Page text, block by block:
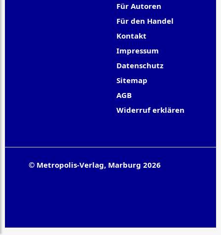
Für Autoren
Für den Handel
Kontakt
Impressum
Datenschutz
Sitemap
AGB
Widerruf erklären
© Metropolis-Verlag, Marburg 2026